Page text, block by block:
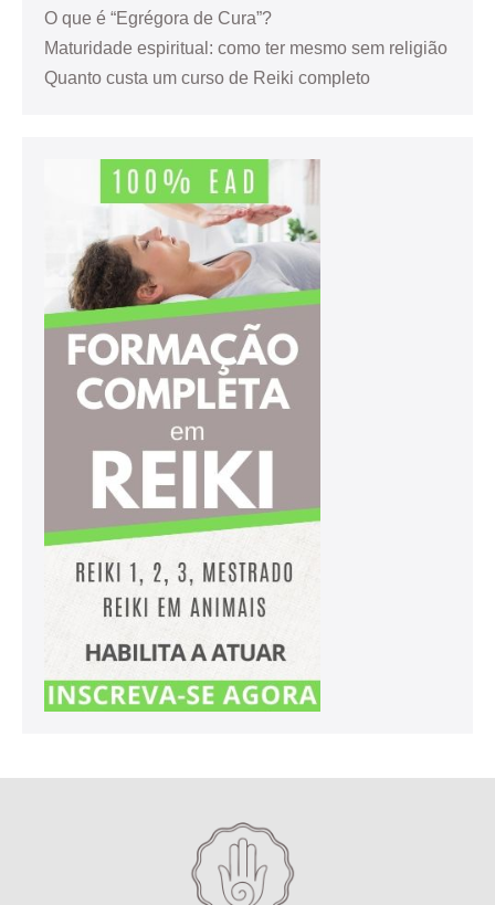
O que é “Egrégora de Cura”?
Maturidade espiritual: como ter mesmo sem religião
Quanto custa um curso de Reiki completo